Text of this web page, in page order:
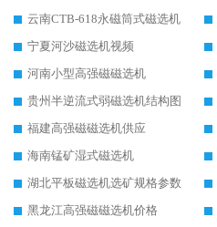
云南CTB-618永磁筒式磁选机
宁夏河沙磁选机视频
河南小型高强磁磁选机
贵州半逆流式弱磁选机结构图
福建高强磁磁选机供应
海南锰矿湿式磁选机
湖北平板磁选机选矿规格参数
黑龙江高强磁磁选机价格